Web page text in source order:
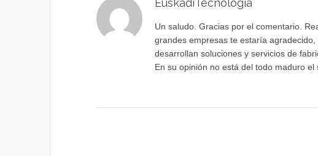
EuskadiTecnologia
Un saludo. Gracias por el comentario.
grandes empresas te estaría
desarrollan soluciones y servicios de
En su opinión no está del todo maduro el